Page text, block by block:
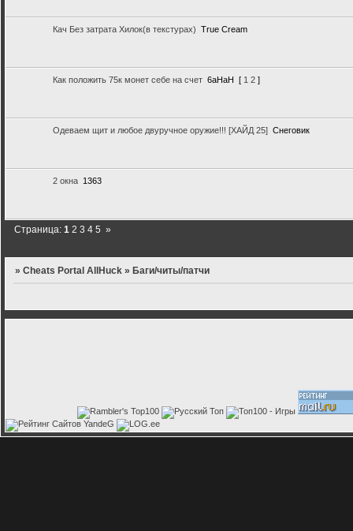
Кач Без затрата Хилок(в текстурах) True Cream
Как положить 75к монет себе на счет 6аНаН [ 1 2 ]
Одеваем щит и любое двуручное оружие!!! [ХАЙД 25] Снеговик
2 окна 1363
Страница:1 2 3 4 5 »
»Cheats Portal AllHuck » Баги/читы/патчи